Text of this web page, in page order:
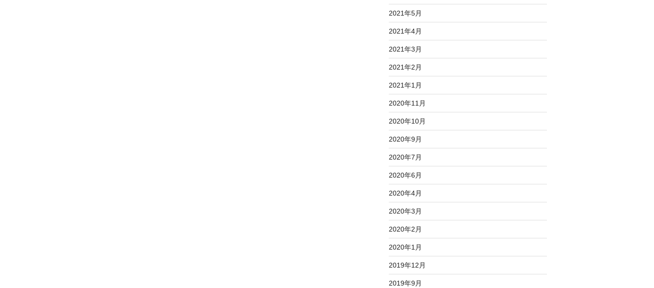
2021年5月
2021年4月
2021年3月
2021年2月
2021年1月
2020年11月
2020年10月
2020年9月
2020年7月
2020年6月
2020年4月
2020年3月
2020年2月
2020年1月
2019年12月
2019年9月